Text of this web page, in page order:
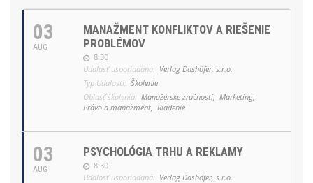
03
AUG
MANAŽMENT KONFLIKTOV A RIEŠENIE
PROBLÉMOV
8:30
Udalosť usporiadaná: Verlag Dashöfer, s.r.o.
Typ Udalosti: Školenie
Oblasť školenia: Manažérske zručnosti, Marketing,
Právo a manažment, Riadenie
03
AUG
PSYCHOLÓGIA TRHU A REKLAMY
8:30
Udalosť usporiadaná: Verlag Dashöfer, s.r.o.